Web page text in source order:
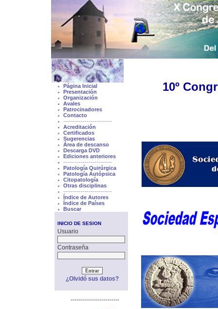
Página Inicial
Presentación
Organización
Avales
Patrocinadores
Contacto
-------------------------
Acreditación
Certificados
Sugerencias
Área de descanso
Descarga DVD
Ediciones anteriores
-------------------------
Patología Quirúrgica
Patología Autópsica
Citopatología
Otras disciplinas
-------------------------
Índice de Autores
Índice de Países
Buscar
INICIO DE SESION
Usuario
Contraseña
¿Olvidó sus datos?
-------------------------
10º